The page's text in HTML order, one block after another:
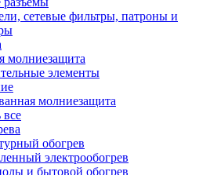
сетевые фильтры, патроны и
молниезащита
элементы
молниезащита
все
обогрев
электрообогрев
и бытовой обогрев